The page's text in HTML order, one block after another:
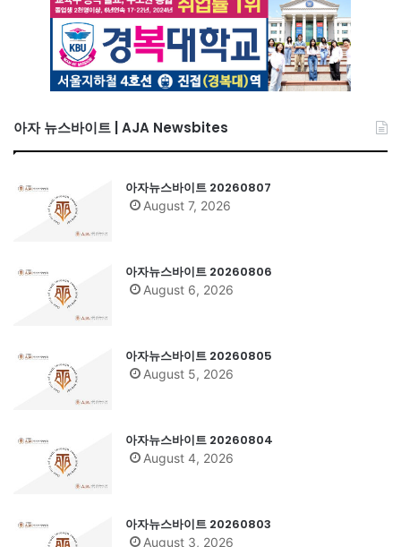
아자 뉴스바이트 | AJA Newsbites
아자뉴스바이트 20260807
August 7, 2026
아자뉴스바이트 20260806
August 6, 2026
아자뉴스바이트 20260805
August 5, 2026
아자뉴스바이트 20260804
August 4, 2026
아자뉴스바이트 20260803
August 3, 2026